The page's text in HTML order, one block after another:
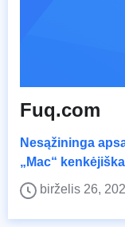
Fuq.com
Nesąžininga
„Mac“
birželis 26,